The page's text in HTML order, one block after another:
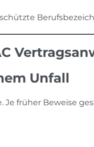
Unfall
Je früher Beweise